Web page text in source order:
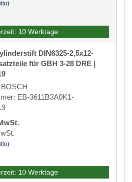
10 Werktage
DIN6325-2,5x12-
für GBH 3-28 DRE |
EB-3611B3A0K1-
10 Werktage